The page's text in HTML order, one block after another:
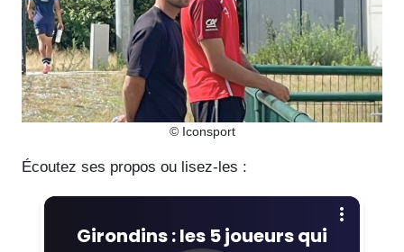
© Iconsport
Écoutez ses propos ou lisez-les :